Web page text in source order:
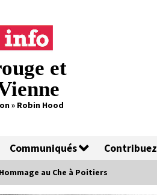
et
» Robin Hood
Communiqués Contribuez
Hommage au Che à Poitiers